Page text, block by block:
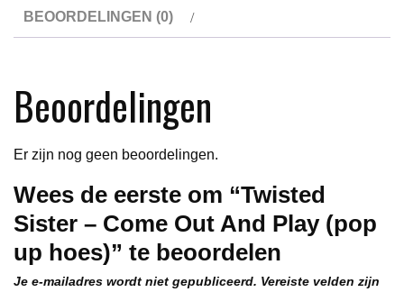
BEOORDELINGEN (0)
Beoordelingen
Er zijn nog geen beoordelingen.
Wees de eerste om “Twisted
Sister – Come Out And Play (pop
up hoes)” te beoordelen
Je e-mailadres wordt niet gepubliceerd. Vereiste velden zijn